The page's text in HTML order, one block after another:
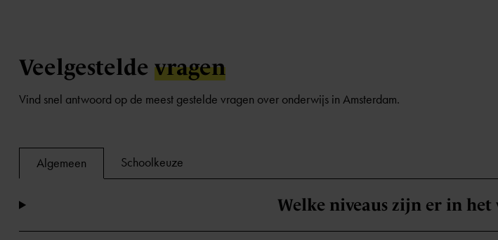
Veelgestelde vragen
Vind snel antwoord op de meest gestelde vragen over onderwijs in Amsterdam.
Algemeen Schoolkeuze
Welke niveaus zijn er in het